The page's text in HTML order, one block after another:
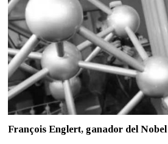
François Englert, ganador del